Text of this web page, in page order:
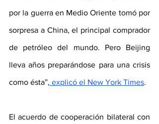
por la guerra en Medio Oriente tomó por
sorpresa a China, el principal comprador
de petróleo del mundo. Pero Beijing
lleva años preparándose para una crisis
como ésta”, explicó el New York Times.
El acuerdo de cooperación bilateral con